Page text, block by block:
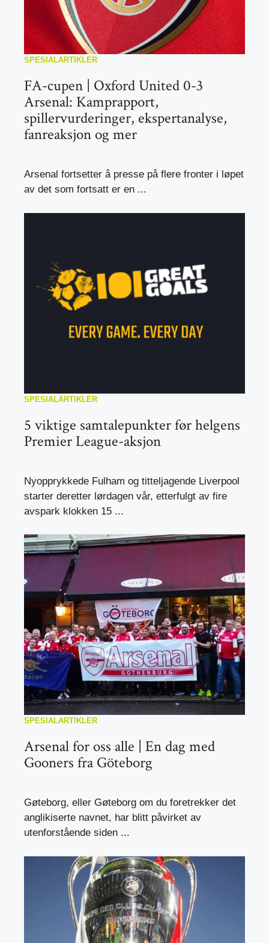
SPESIALARTIKLER
FA-cupen | Oxford United 0-3
Arsenal: Kamprapport,
spillervurderinger, ekspertanalyse,
fanreaksjon og mer
Arsenal fortsetter å presse på flere fronter i løpet
av det som fortsatt er en ...
SPESIALARTIKLER
5 viktige samtalepunkter før helgens
Premier League-aksjon
Nyopprykkede Fulham og titteljagende Liverpool
starter deretter lørdagen vår, etterfulgt av fire
avspark klokken 15 ...
SPESIALARTIKLER
Arsenal for oss alle | En dag med
Gooners fra Göteborg
Gøteborg, eller Gøteborg om du foretrekker det
anglikiserte navnet, har blitt påvirket av
utenforstående siden ...